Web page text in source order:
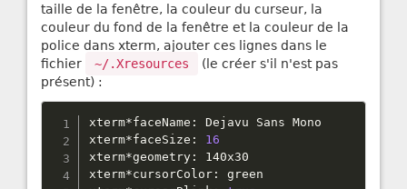
taille de la fenêtre, la couleur du curseur, la
couleur du fond de la fenêtre et la couleur de la
police dans xterm, ajouter ces lignes dans le
fichier
~/.Xresources
(le créer s'il n'est pas
présent) :
xterm*faceName :
Dejavu Sans Mono
xterm*faceSize :
16
xterm*geometry :
140x30
xterm*cursorColor :
green